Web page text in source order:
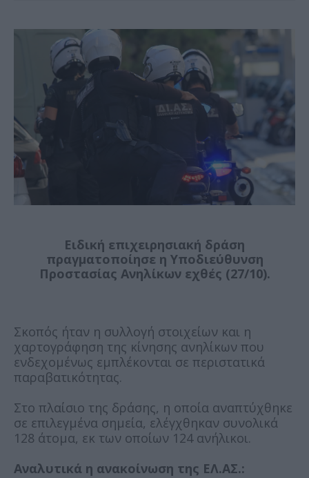
Ειδική επιχειρησιακή δράση
πραγματοποίησε η Υποδιεύθυνση
Προστασίας Ανηλίκων εχθές (27/10).
Σκοπός ήταν η συλλογή στοιχείων και η
χαρτογράφηση της κίνησης ανηλίκων που
ενδεχομένως εμπλέκονται σε περιστατικά
παραβατικότητας.
Στο πλαίσιο της δράσης, η οποία αναπτύχθηκε
σε επιλεγμένα σημεία, ελέγχθηκαν συνολικά
128 άτομα, εκ των οποίων 124 ανήλικοι.
Αναλυτικά η ανακοίνωση της ΕΛ.ΑΣ.: